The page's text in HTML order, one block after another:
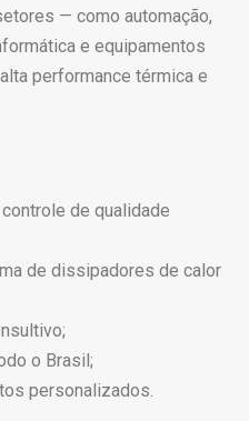
— como automação,
e equipamentos
performance térmica e
de qualidade
de dissipadores de calor
o Brasil;
personalizados.